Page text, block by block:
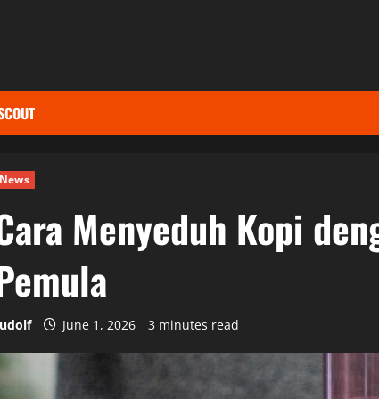
News
Menyeduh Kopi
June 1, 2026 3 minutes read